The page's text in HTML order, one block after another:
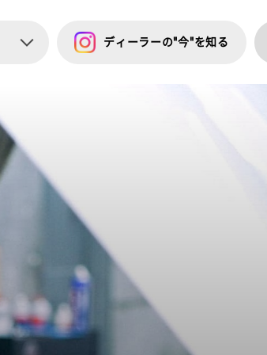
ディーラーの"今"を知る